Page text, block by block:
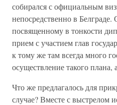
собирался с официальным
непосредственно в
посвященному в тонкости
прием с участием глав
к тому же там всегда много
осуществление такого плана,
Что же предлагалось для
случае? Вместе с выстрелом